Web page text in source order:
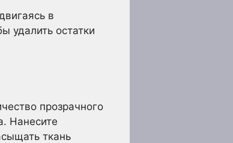
в
удалить остатки
прозрачного
Нанесите
ткань